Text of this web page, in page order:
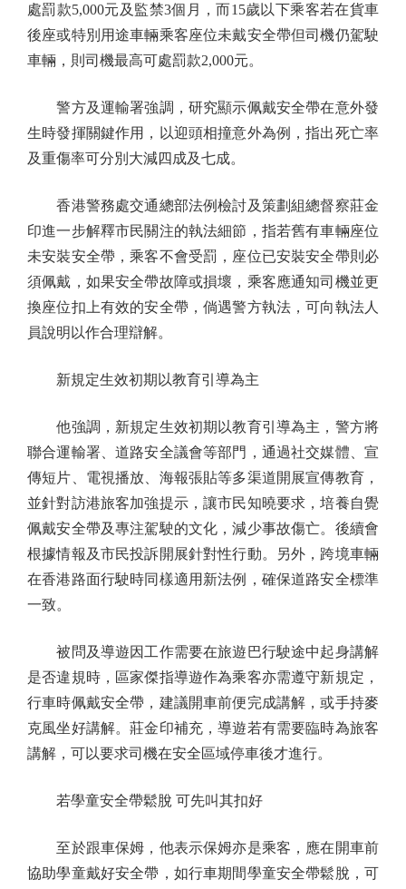
處罰款5,000元及監禁3個月，而15歲以下乘客若在貨車
後座或特別用途車輛乘客座位未戴安全帶但司機仍駕駛
車輛，則司機最高可處罰款2,000元。
警方及運輸署強調，研究顯示佩戴安全帶在意外發
生時發揮關鍵作用，以迎頭相撞意外為例，指出死亡率
及重傷率可分別大減四成及七成。
香港警務處交通總部法例檢討及策劃組總督察莊金
印進一步解釋市民關注的執法細節，指若舊有車輛座位
未安裝安全帶，乘客不會受罰，座位已安裝安全帶則必
須佩戴，如果安全帶故障或損壞，乘客應通知司機並更
換座位扣上有效的安全帶，倘遇警方執法，可向執法人
員說明以作合理辯解。
新規定生效初期以教育引導為主
他強調，新規定生效初期以教育引導為主，警方將
聯合運輸署、道路安全議會等部門，通過社交媒體、宣
傳短片、電視播放、海報張貼等多渠道開展宣傳教育，
並針對訪港旅客加強提示，讓市民知曉要求，培養自覺
佩戴安全帶及專注駕駛的文化，減少事故傷亡。後續會
根據情報及市民投訴開展針對性行動。另外，跨境車輛
在香港路面行駛時同樣適用新法例，確保道路安全標準
一致。
被問及導遊因工作需要在旅遊巴行駛途中起身講解
是否違規時，區家傑指導遊作為乘客亦需遵守新規定，
行車時佩戴安全帶，建議開車前便完成講解，或手持麥
克風坐好講解。莊金印補充，導遊若有需要臨時為旅客
講解，可以要求司機在安全區域停車後才進行。
若學童安全帶鬆脫 可先叫其扣好
至於跟車保姆，他表示保姆亦是乘客，應在開車前
協助學童戴好安全帶，如行車期間學童安全帶鬆脫，可